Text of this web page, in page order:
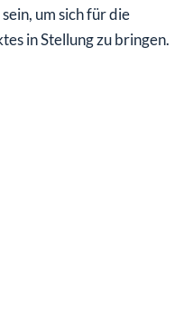
um sich für die
in Stellung zu bringen.